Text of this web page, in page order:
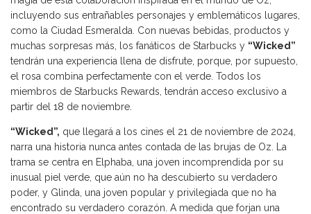
incluyendo sus entrañables personajes y emblemáticos lugares,
como la Ciudad Esmeralda. Con nuevas bebidas, productos y
muchas sorpresas más, los fanáticos de Starbucks y “Wicked”
tendrán una experiencia llena de disfrute, porque, por supuesto,
el rosa combina perfectamente con el verde. Todos los
miembros de Starbucks Rewards, tendrán acceso exclusivo a
partir del 18 de noviembre.
“Wicked”, que llegará a los cines el 21 de noviembre de 2024,
narra una historia nunca antes contada de las brujas de Oz. La
trama se centra en Elphaba, una joven incomprendida por su
inusual piel verde, que aún no ha descubierto su verdadero
poder, y Glinda, una joven popular y privilegiada que no ha
encontrado su verdadero corazón. A medida que forjan una